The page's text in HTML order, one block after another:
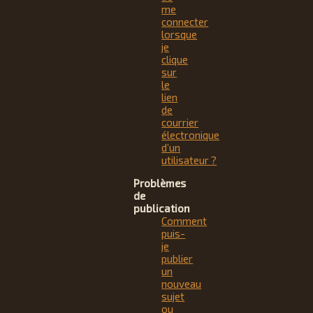
me
connecter
lorsque
je
clique
sur
le
lien
de
courrier
électronique
d’un
utilisateur ?
Problèmes
de
publication
Comment
puis-
je
publier
un
nouveau
sujet
ou